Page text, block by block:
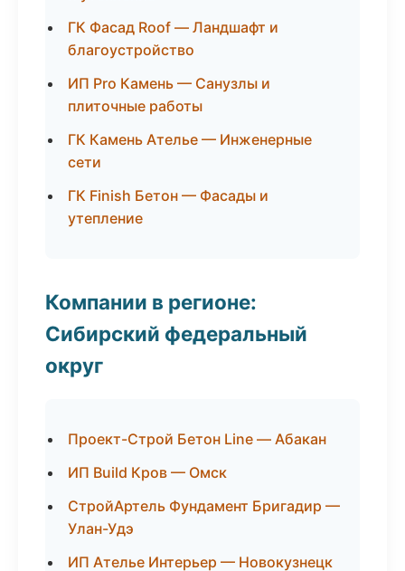
ГК Фасад Roof — Ландшафт и
благоустройство
ИП Pro Камень — Санузлы и
плиточные работы
ГК Камень Ателье — Инженерные
сети
ГК Finish Бетон — Фасады и
утепление
Компании в регионе:
Сибирский федеральный
округ
Проект-Строй Бетон Line — Абакан
ИП Build Кров — Омск
СтройАртель Фундамент Бригадир —
Улан-Удэ
ИП Ателье Интерьер — Новокузнецк